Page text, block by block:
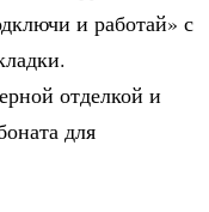
и работай» с
отделкой и
для